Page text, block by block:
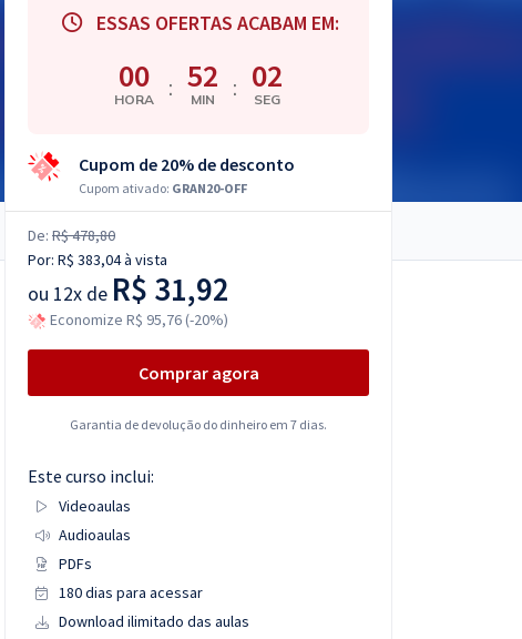
ESSAS OFERTAS ACABAM EM:
00
HORA : 52
MIN : 01
SEG
Cupom de 20% de desconto
Cupom ativado: GRAN20-OFF
De: R$ 478,80
Por: R$ 383,04à vista
ou 12x de R$ 31,92
Economize R$ 95,76 (-20%)
Comprar agora
Garantia de devolução do dinheiro em 7 dias.
Este curso inclui:
Videoaulas
Audioaulas
PDFs
180 dias para acessar
Download ilimitado das aulas